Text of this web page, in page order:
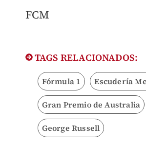
FCM
TAGS RELACIONADOS:
Fórmula 1 Escudería
Gran Premio de Australia
George Russell